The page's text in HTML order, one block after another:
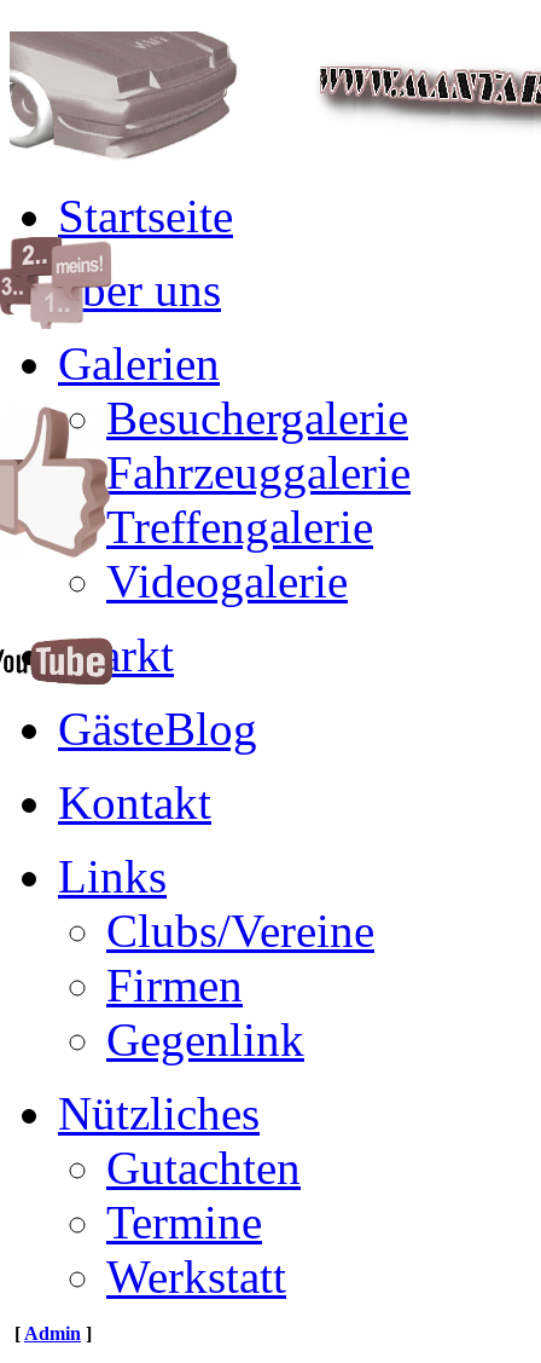
Startseite
über uns
Galerien
Besuchergalerie
Fahrzeuggalerie
Treffengalerie
Videogalerie
Markt
GästeBlog
Kontakt
Links
Clubs/Vereine
Firmen
Gegenlink
Nützliches
Gutachten
Termine
Werkstatt
[ Admin ]